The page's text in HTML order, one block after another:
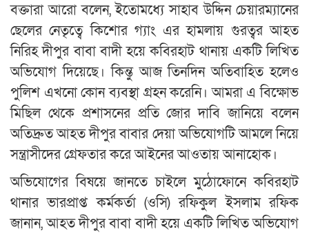
বক্তারা আরো বলেন, ইতোমধ্যে সাহাব উদ্দিন চেয়ারম্যানের
ছেলের নেতৃত্বে কিশোর গ্যাং এর হামলায় গুরত্বর আহত
নিরিহ দীপুর বাবা বাদী হয়ে কবিরহাট থানায় একটি লিখিত
অভিযোগ দিয়েছে। কিন্তু আজ তিনদিন অতিবাহিত হলেও
পুলিশ এখনো কোন ব্যবস্থা গ্রহন করেনি। আমরা এ বিক্ষোভ
মিছিল থেকে প্রশাসনের প্রতি জোর দাবি জানিয়ে বলেন
অতিদ্রুত আহত দীপুর বাবার দেয়া অভিযোগটি আমলে নিয়ে
সন্ত্রাসীদের গ্রেফতার করে আইনের আওতায় আনাহোক।
অভিযোগের বিষয়ে জানতে চাইলে মুঠোফোনে কবিরহাট
থানার ভারপ্রাপ্ত কর্মকর্তা (ওসি) রফিকুল ইসলাম রফিক
জানান, আহত দীপুর বাবা বাদী হয়ে একটি লিখিত অভিযোগ